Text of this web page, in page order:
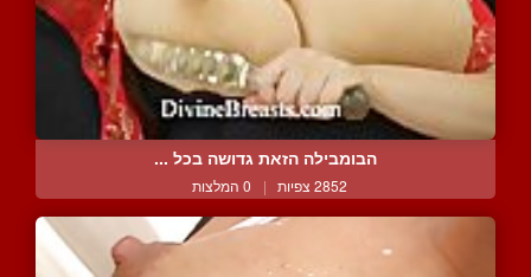
הבומבילה הזאת גדושה בכל ...
2852 צפיות | 0 המלצות